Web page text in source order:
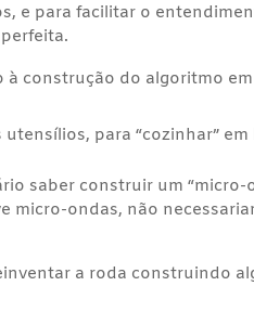
e para facilitar o
construção do algoritmo em
para “cozinhar” em
saber construir um “micro-
micro-ondas, não
a roda construindo